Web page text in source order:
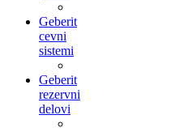
Geberit
cevni
sistemi
Geberit
rezervni
delovi